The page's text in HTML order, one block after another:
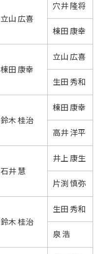
立山 広喜
穴井 隆将
棟田 康幸
棟田 康幸
立山 広喜
生田 秀和
鈴木 桂治
棟田 康幸
高井 洋平
石井 慧
井上 康生
片渕 慎弥
鈴木 桂治
生田 秀和
泉 浩